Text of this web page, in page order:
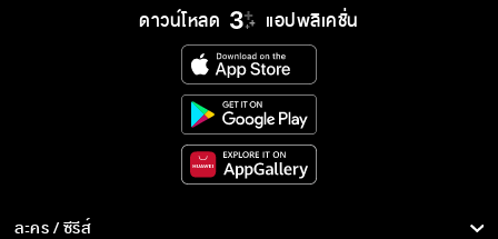
ดาวน์โหลด แอปพลิเคชั่น
ละคร / ซีรีส์